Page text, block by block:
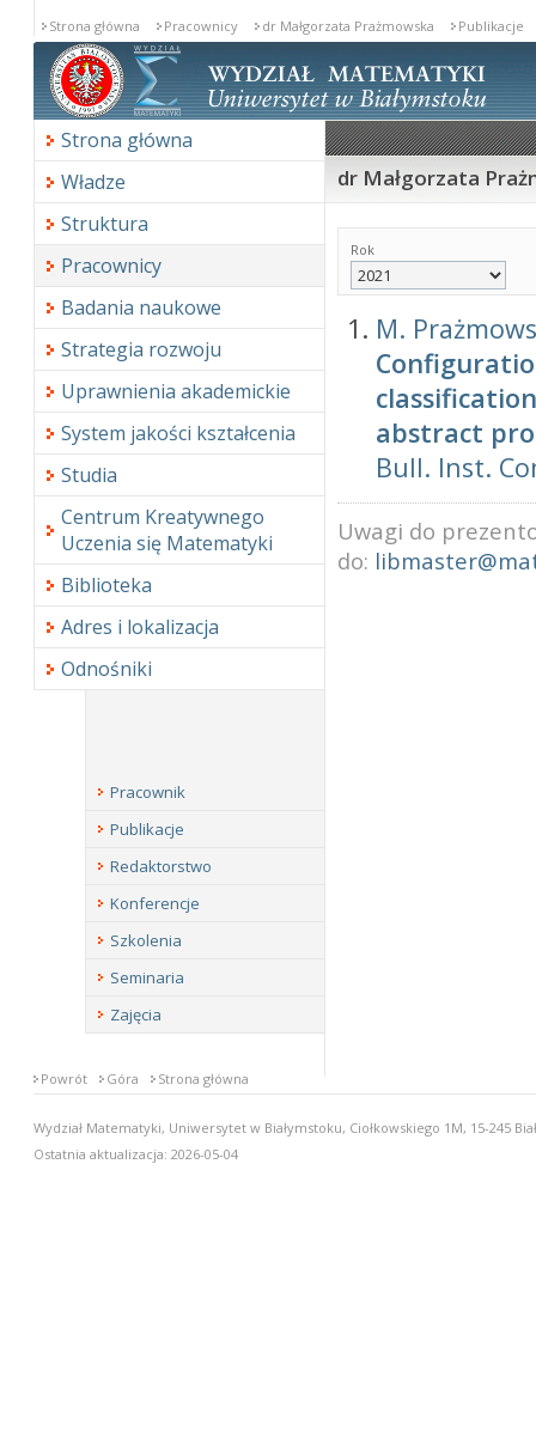
Strona główna Pracownicy dr Małgorzata Prażmowska Publikacje
Strona główna
Władze
Struktura
Pracownicy
Badania naukowe
Strategia rozwoju
Uprawnienia akademickie
System jakości kształcenia
Studia
Centrum Kreatywnego
Uczenia się Matematyki
Biblioteka
Adres i lokalizacja
Odnośniki
dr Małgorzata
Rok
M.
abstract
Bull. Inst.
Uwagi do
do:
Pracownik
Publikacje
Redaktorstwo
Konferencje
Szkolenia
Seminaria
Zajęcia
Powrót Góra Strona główna
Wydział Matematyki, Uniwersytet w Białymstoku, Ciołkowskiego 1M, 15-245
Ostatnia aktualizacja: 2026-05-04